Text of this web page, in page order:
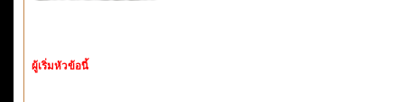
ผู้เริ่มหัวข้อนี้